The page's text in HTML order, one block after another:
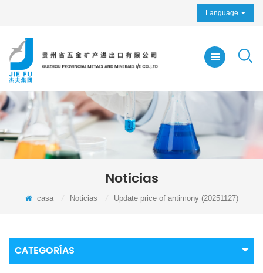
Language
Noticias
casa Noticias Update price of antimony (20251127)
CATEGORÍAS